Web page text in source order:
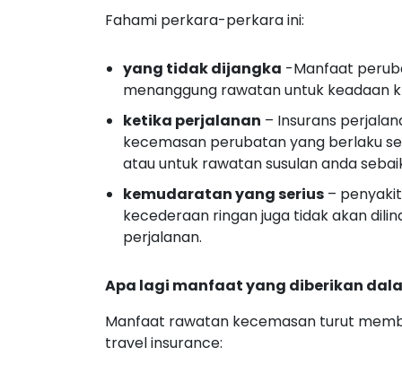
Fahami perkara-perkara ini:
yang tidak dijangka -Manfaat
menanggung rawatan untuk keadaan
ketika perjalanan – Insurans
kecemasan perubatan yang berlaku
atau untuk rawatan susulan anda
kemudaratan yang serius –
kecederaan ringan juga tidak akan
perjalanan.
Apa lagi manfaat yang diberikan
Manfaat rawatan kecemasan turut
travel insurance: